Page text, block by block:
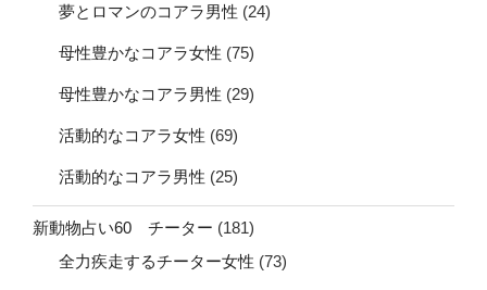
夢とロマンのコアラ男性 (24)
母性豊かなコアラ女性 (75)
母性豊かなコアラ男性 (29)
活動的なコアラ女性 (69)
活動的なコアラ男性 (25)
新動物占い60 チーター (181)
全力疾走するチーター女性 (73)